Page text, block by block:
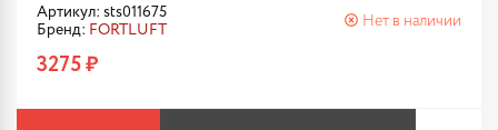
Артикул: sts011675
Бренд: FORTLUFT
Нет в наличии
3275 ₽